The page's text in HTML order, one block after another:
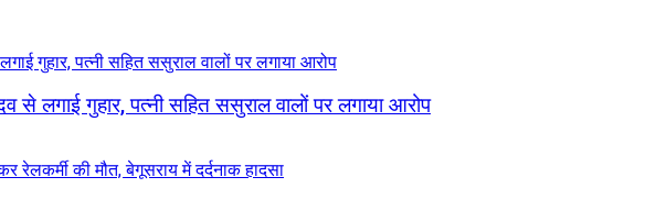
लगाई गुहार, पत्नी सहित ससुराल वालों पर लगाया आरोप